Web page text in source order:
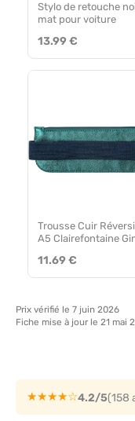
Stylo de retouche
mat pour voiture
13.99 €
Trousse Cuir
A5 Clairefontaine
11.69 €
Prix vérifié le 7 juin 2026
Fiche mise à jour le 21 mai
★★★★☆4.2/5(158